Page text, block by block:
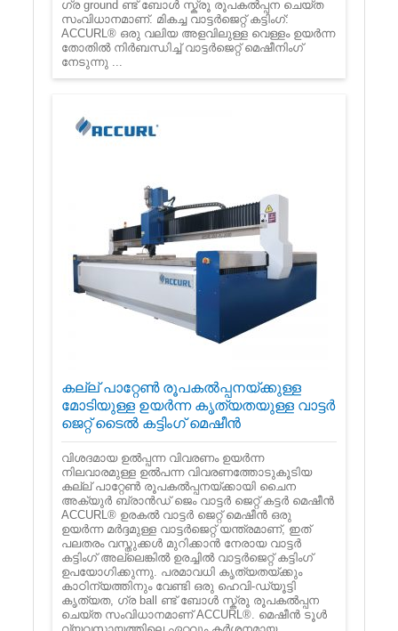
ഗ്ര ground ണ്ട് ബോൾ സ്ക്രൂ രൂപകൽപ്പന ചെയ്ത
സംവിധാനമാണ്. മികച്ച വാട്ടർ‌ജെറ്റ് കട്ടിംഗ്:
ACCURL® ഒരു വലിയ അളവിലുള്ള വെള്ളം ഉയർന്ന
തോതിൽ നിർബന്ധിച്ച് വാട്ടർജെറ്റ് മെഷീനിംഗ്
നേടുന്നു ...
കല്ല് പാറ്റേൺ രൂപകൽപ്പനയ്ക്കുള്ള
മോടിയുള്ള ഉയർന്ന കൃത്യതയുള്ള വാട്ടർ
ജെറ്റ് ടൈൽ കട്ടിംഗ് മെഷീൻ
വിശദമായ ഉൽ‌പ്പന്ന വിവരണം ഉയർന്ന
നിലവാരമുള്ള ഉൽ‌പന്ന വിവരണത്തോടുകൂടിയ
കല്ല് പാറ്റേൺ രൂപകൽപ്പനയ്‌ക്കായി ചൈന
അക്യുർ ബ്രാൻഡ് ജെം വാട്ടർ ജെറ്റ് കട്ടർ മെഷീൻ
ACCURL® ഉരകൽ വാട്ടർ ജെറ്റ് മെഷീൻ ഒരു
ഉയർന്ന മർദ്ദമുള്ള വാട്ടർജെറ്റ് യന്ത്രമാണ്, ഇത്
പലതരം വസ്തുക്കൾ മുറിക്കാൻ നേരായ വാട്ടർ
കട്ടിംഗ് അല്ലെങ്കിൽ ഉരച്ചിൽ വാട്ടർജെറ്റ് കട്ടിംഗ്
ഉപയോഗിക്കുന്നു. പരമാവധി കൃത്യതയ്ക്കും
കാഠിന്യത്തിനും വേണ്ടി ഒരു ഹെവി-ഡ്യൂട്ടി
കൃത്യത, ഗ്ര ball ണ്ട് ബോൾ സ്ക്രൂ രൂപകൽപ്പന
ചെയ്ത സംവിധാനമാണ് ACCURL®. മെഷീൻ ടൂൾ